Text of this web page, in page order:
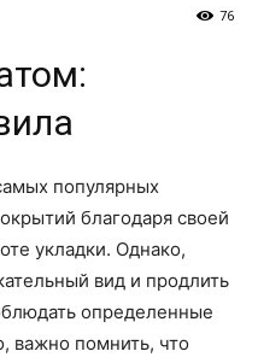
76
популярных
благодаря своей
укладки. Однако,
вид и продлить
определенные
важно помнить, что